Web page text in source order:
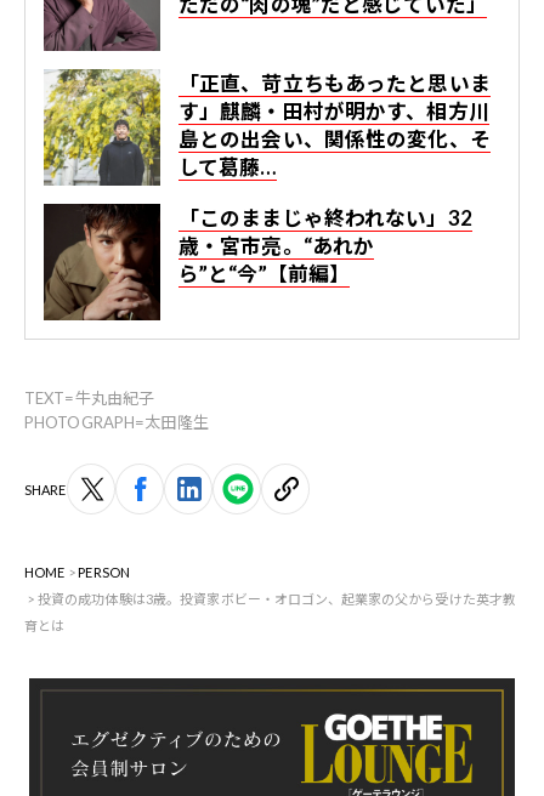
「正直、苛立ちもあったと思いま
す」麒麟・田村が明かす、相方川
島との出会い、関係性の変化、そ
して葛藤…
「このままじゃ終われない」32
歳・宮市亮。“あれか
ら”と“今”【前編】
TEXT=牛丸由紀子
PHOTOGRAPH=太田隆生
SHARE
HOME
PERSON
投資の成功体験は3歳。投資家ボビー・オロゴン、起業家の父から受けた英才教
育とは